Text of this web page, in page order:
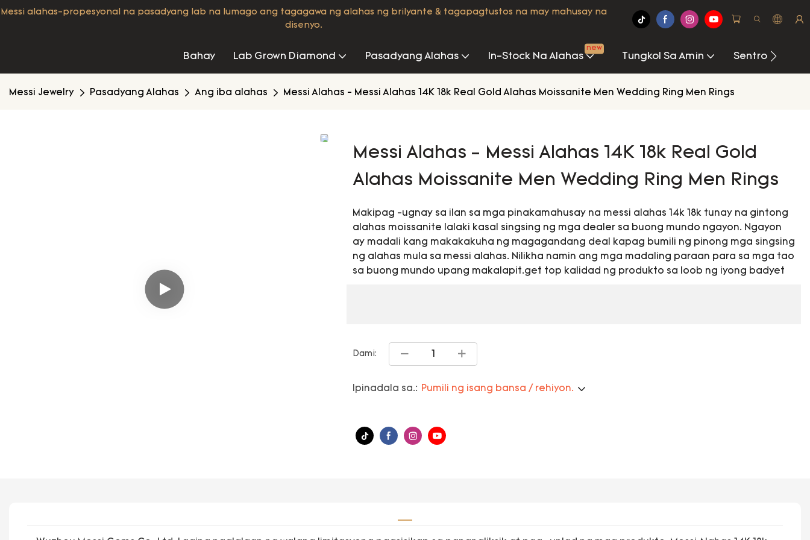
Messi alahas-propesyonal na pasadyang lab na lumago ang tagagawa ng alahas ng brilyante & tagapagtustos na may mahusay na
disenyo.
Bahay Lab Grown Diamond Pasadyang Alahas In-Stock Na Alahas
new
Tungkol Sa Amin Sentro Ng
Messi Jewelry Pasadyang Alahas Ang iba alahas Messi Alahas - Messi Alahas 14K 18k Real Gold Alahas Moissanite Men Wedding Ring Men Rings
Messi Alahas - Messi Alahas 14K 18k Real Gold
Alahas Moissanite Men Wedding Ring Men Rings
Makipag -ugnay sa ilan sa mga pinakamahusay na messi alahas 14k 18k tunay na gintong
alahas moissanite lalaki kasal singsing ng mga dealer sa buong mundo ngayon. Ngayon
ay madali kang makakakuha ng magagandang deal kapag bumili ng pinong mga singsing
ng alahas mula sa messi alahas. Nilikha namin ang mga madaling paraan para sa mga tao
sa buong mundo upang makalapit.get top kalidad ng produkto sa loob ng iyong badyet
Dami:
Ipinadala sa.: Pumili ng isang bansa / rehiyon.